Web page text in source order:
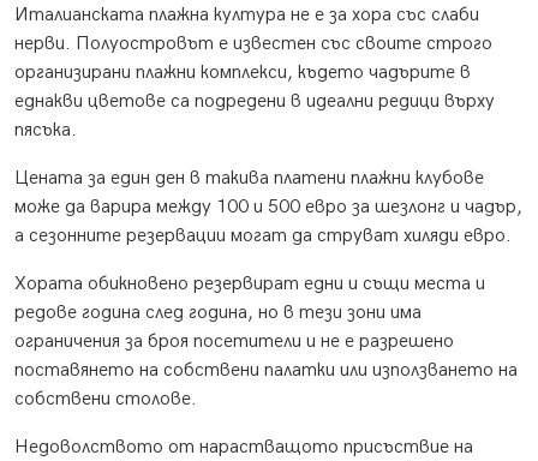
Италианската плажна култура не е за хора със слаби
нерви. Полуостровът е известен със своите строго
организирани плажни комплекси, където чадърите в
еднакви цветове са подредени в идеални редици върху
пясъка.
Цената за един ден в такива платени плажни клубове
може да варира между 100 и 500 евро за шезлонг и чадър,
а сезонните резервации могат да струват хиляди евро.
Хората обикновено резервират едни и същи места и
редове година след година, но в тези зони има
ограничения за броя посетители и не е разрешено
поставянето на собствени палатки или използването на
собствени столове.
Недоволството от нарастващото присъствие на